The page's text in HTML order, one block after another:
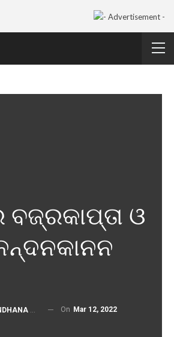
ବଜ୍ରକାପ୍ତା ଓ
DESK On Mar 12, 2022